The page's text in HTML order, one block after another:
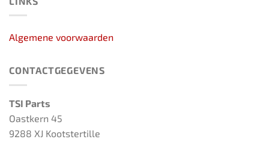
Algemene voorwaarden
CONTACTGEGEVENS
TSI Parts
Oastkern 45
9288 XJ Kootstertille